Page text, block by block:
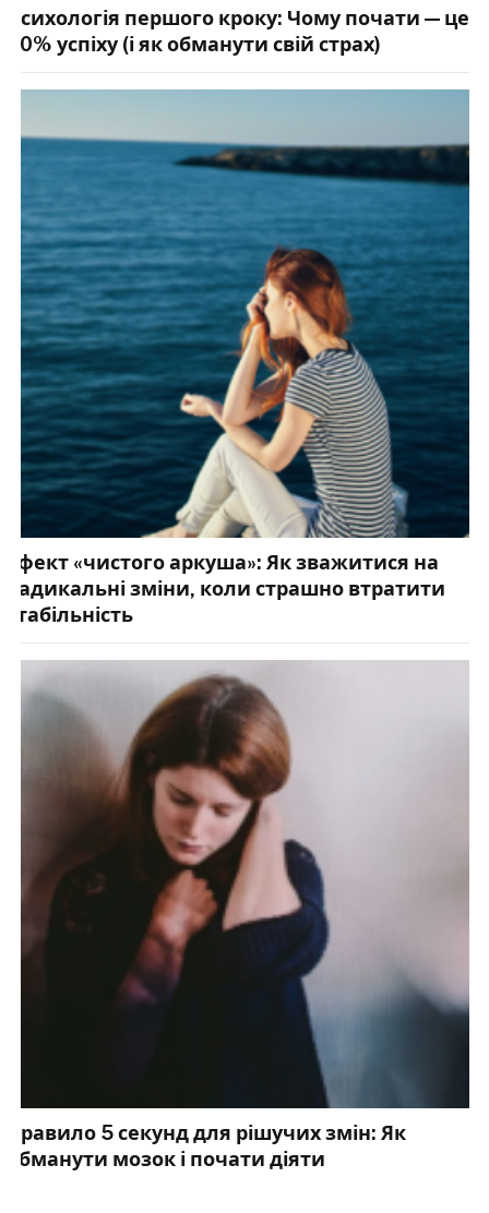
80% успіху (і як обманути свій страх)
Ефект «чистого аркуша»: Як зважитися на
радикальні зміни, коли страшно втратити
стабільність
Правило 5 секунд для рішучих змін: Як
обманути мозок і почати діяти